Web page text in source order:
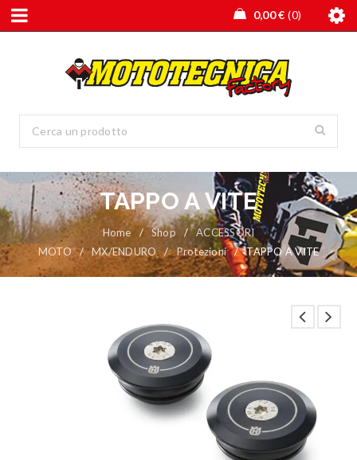
0,00€ 0
TAPPO A VITE
Home / Shop /
ACCESSORI
MOTO
/ MX/ENDURO / Protezioni / TAPPO A VITE